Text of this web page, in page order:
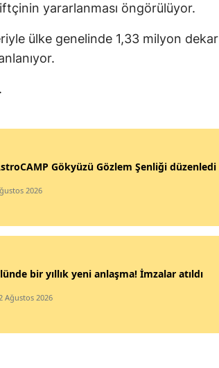
Isparta
İzmir
Kars
Kırşehir
Konya
yararlanması öngörülüyor.
ülke genelinde 1,33 milyon dekar
.
Gökyüzü Gözlem Şenliği düzenledi
2026
bir yıllık yeni anlaşma! İmzalar atıldı
Ağustos 2026